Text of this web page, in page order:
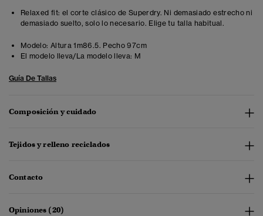
Relaxed fit: el corte clásico de Superdry. Ni demasiado estrecho ni
demasiado suelto, solo lo necesario. Elige tu talla habitual.
Modelo: Altura 1m86.5. Pecho 97cm
El modelo lleva/La modelo lleva: M
Guía De Tallas
Composición y cuidado
Tejidos y relleno reciclados
Contacto
Opiniones (20)